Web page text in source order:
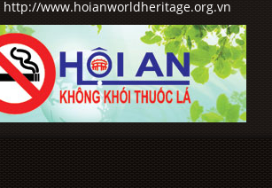
http://www.hoianworldheritage.org.vn